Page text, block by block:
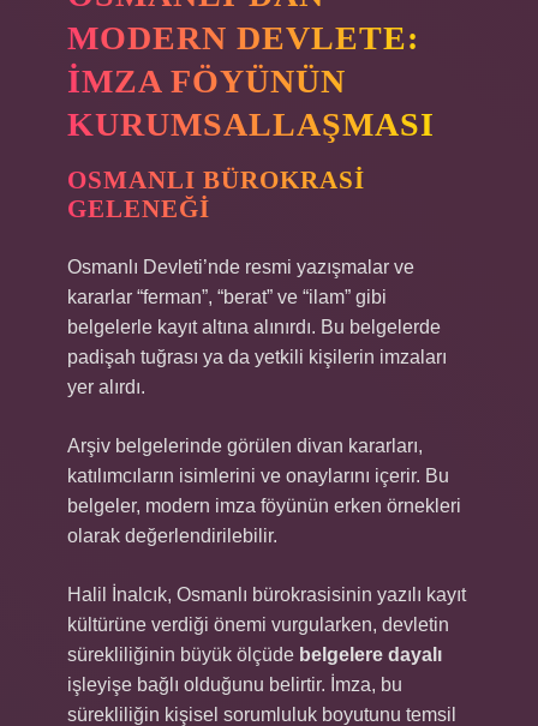
MODERN DEVLETE:
İMZA FÖYÜNÜN
KURUMSALLAŞMASI
OSMANLI BÜROKRASI
GELENEĞI
Osmanlı Devleti’nde resmi yazışmalar ve
kararlar “ferman”, “berat” ve “ilam” gibi
belgelerle kayıt altına alınırdı. Bu belgelerde
padişah tuğrası ya da yetkili kişilerin imzaları
yer alırdı.
Arşiv belgelerinde görülen divan kararları,
katılımcıların isimlerini ve onaylarını içerir. Bu
belgeler, modern imza föyünün erken örnekleri
olarak değerlendirilebilir.
Halil İnalcık, Osmanlı bürokrasisinin yazılı kayıt
kültürüne verdiği önemi vurgularken, devletin
sürekliliğinin büyük ölçüde belgelere dayalı
işleyişe bağlı olduğunu belirtir. İmza, bu
sürekliliğin kişisel sorumluluk boyutunu temsil